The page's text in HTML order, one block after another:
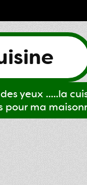
yeux .....la
ma